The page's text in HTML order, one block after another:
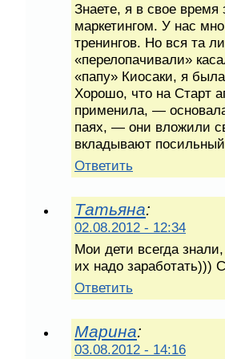
Знаете, я в свое
маркетингом. У нас
тренингов. Но вся та
«перелопачивали»
«папу» Киосаки, я
Хорошо, что на Старт
применила, —
паях, — они вложили
вкладывают
Ответить
Татьяна:
02.08.2012 - 12:34
Мои дети всегда
их надо заработать)))
Ответить
Марина:
03.08.2012 - 14:16